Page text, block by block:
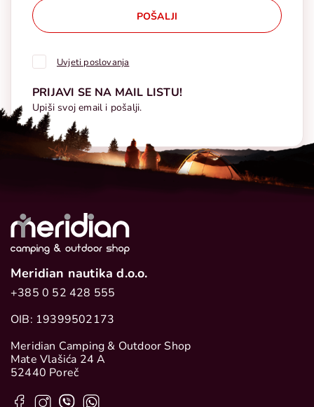
POŠALJI
Uvjeti poslovanja
PRIJAVI SE NA MAIL LISTU!
Upiši svoj email i pošalji.
Meridian nautika d.o.o.
+385 0 52 428 555
OIB: 19399502173
Meridian Camping & Outdoor Shop
Mate Vlašića 24 A
52440 Poreč